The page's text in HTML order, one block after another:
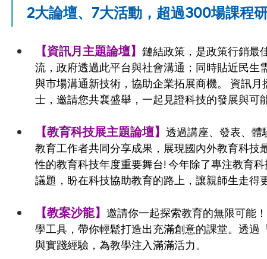
2大論壇、7大活動，超過300場課程
【資訊月主題論壇】 鏈結政策，是政策行銷最
流，政府透過此平台與社會溝通；同時貼近民生
與市場溝通新技術，協助企業拓展商機。 資訊
士，邀請您共襄盛舉，一起見證科技的發展與可
【教育科技展主題論壇】 透過講座、發表、體
教育工作者共同分享成果，展現國內外教育科技
性的教育科技年度重要舞台! 今年除了專注教育
議題，盼在科技協助教育的路上，讓親師生走得
【教案沙龍】 邀請你一起探索教育的無限可能
學工具，帶你輕鬆打造出充滿創意的課堂。透過
與實踐經驗，為教學注入滿滿活力。